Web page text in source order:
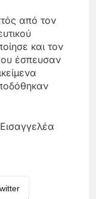
από τον
και τον
έσπευσαν